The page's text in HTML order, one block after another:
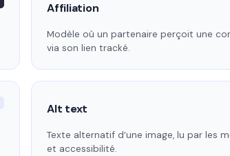
Affiliation
Modèle où un partenaire perçoit une
via son lien tracké.
Alt text
Texte alternatif d’une image, lu par les
et accessibilité.